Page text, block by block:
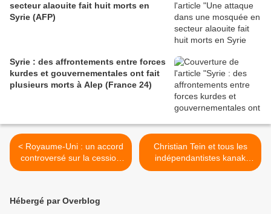
secteur alaouite fait huit morts en
Syrie (AFP)
Syrie : des affrontements entre forces
kurdes et gouvernementales ont fait
plusieurs morts à Alep (France 24)
< Royaume-Uni : un accord
controversé sur la cession
des Chagos à l'île Maurice
Christian Tein et tous les
indépendantistes kanak
incarcérés après les
Hébergé par Overblog